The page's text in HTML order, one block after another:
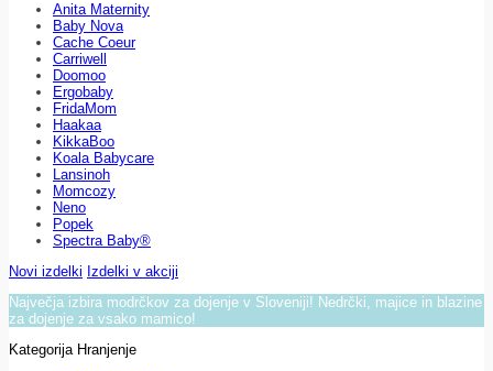
Anita Maternity
Baby Nova
Cache Coeur
Carriwell
Doomoo
Ergobaby
FridaMom
Haakaa
KikkaBoo
Koala Babycare
Lansinoh
Momcozy
Neno
Popek
Spectra Baby®
Novi izdelki Izdelki v akciji
Največja izbira modrčkov za dojenje v Sloveniji! Nedrčki, majice in blazine
za dojenje za vsako mamico!
Kategorija Hranjenje